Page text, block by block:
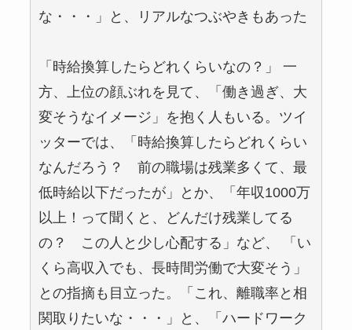
な・・・」と、リアルなつぶやきもあった
「時給換算したらどれくらいなの？」 一
方、上位の顔ぶれを見て、「働き過ぎ、大
変そうなイメージ」を抱く人もいる。ツイ
ッターでは、「時給換算したらどれくらい
なんだろう？ 前の職場は残業多くて、最
低時給以下だったが」とか、「年収1000万
以上！って聞くと、どんだけ残業してる
の？ この人と少し心配する」など、 「い
くら高収入でも、長時間労働で大変そう」
との指摘も目立った。「これ、離職率と相
関取りたいな・・・」と、「ハードワーク